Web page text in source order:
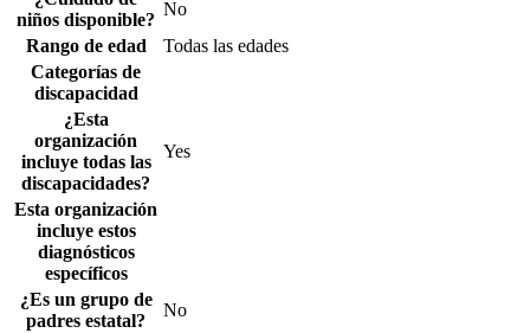
niños disponible?
No
Rango de edad
Todas las edades
Categorías de
discapacidad
¿Esta
organización
incluye todas las
discapacidades?
Yes
Esta organización
incluye estos
diagnósticos
específicos
¿Es un grupo de
padres estatal?
No